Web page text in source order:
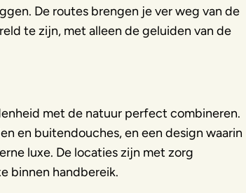
De routes brengen je ver weg van de
te zijn, met alleen de geluiden van de
met de natuur perfect combineren.
en buitendouches, en een design waarin
luxe. De locaties zijn met zorg
binnen handbereik.